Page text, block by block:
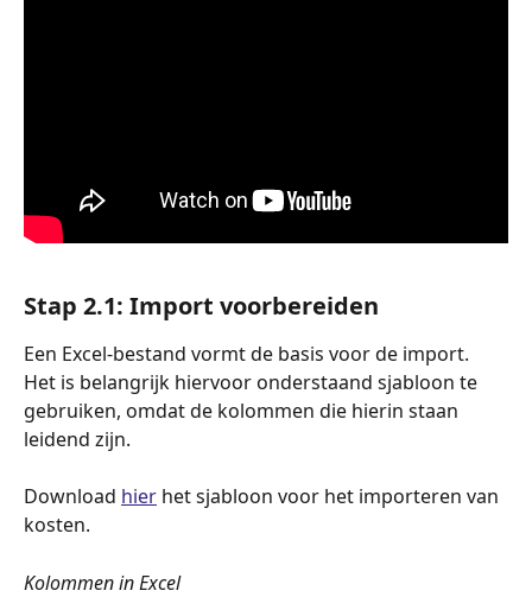
Stap 2.1: Import voorbereiden
Een Excel-bestand vormt de basis voor de import.
Het is belangrijk hiervoor onderstaand sjabloon te
gebruiken, omdat de kolommen die hierin staan
leidend zijn.
Download hier het sjabloon voor het importeren van
kosten.
Kolommen in Excel